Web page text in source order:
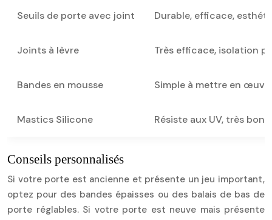
Seuils de porte avec joint Durable, efficace,
Joints à lèvre Très efficace, isolation
Bandes en mousse Simple à mettre en
Mastics Silicone Résiste aux UV, très bon
Conseils personnalisés
Si votre porte est ancienne et présente un jeu important,
optez pour des bandes épaisses ou des balais de bas de
porte réglables. Si votre porte est neuve mais présente